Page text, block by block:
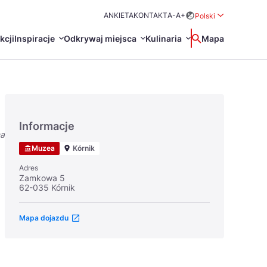
ANKIETAKONTAKTA-A+
Polski
Inspiracje Odkrywaj miejsca
Turystyczne
Kulinaria Wyszukaj
Mapa
日本語
Informacje
Muzea Kórnik
Adres
Zamkowa 5
62-035 Kórnik
Mapa dojazdu